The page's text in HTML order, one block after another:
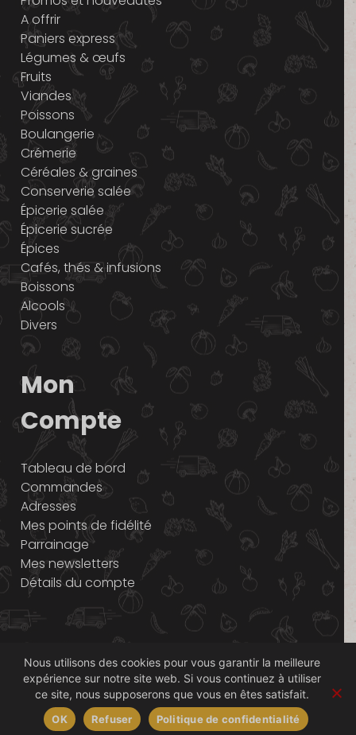
A offrir
Paniers express
Légumes & œufs
Fruits
Viandes
Poissons
Boulangerie
Crémerie
Céréales & graines
Conserverie salée
Épicerie salée
Épicerie sucrée
Épices
Cafés, thés & infusions
Boissons
Alcools
Divers
Mon
Compte
Tableau de bord
Commandes
Adresses
Mes points de fidélité
Parrainage
Mes newsletters
Détails du compte
légales
Générales de
Vente
confidentialité
Nous utilisons des cookies pour vous garantir la meilleure
expérience sur notre site web. Si vous continuez à utiliser
ce site, nous supposerons que vous en êtes satisfait.
OK Refuser Politique de confidentialité